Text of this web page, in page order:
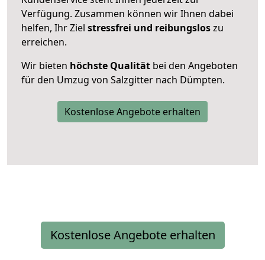
Verfügung. Zusammen können wir Ihnen dabei
helfen, Ihr Ziel stressfrei und reibungsloszu
erreichen.
Wir bieten höchste Qualität bei den Angeboten
für den Umzug von Salzgitter nach Dümpten.
Kostenlose Angebote erhalten
Kostenlose Angebote erhalten